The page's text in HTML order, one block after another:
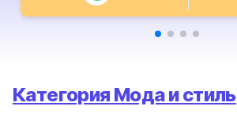
Категория Мода и стиль